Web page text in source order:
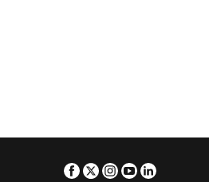
Facebook
TwitterInstagram
Youtube